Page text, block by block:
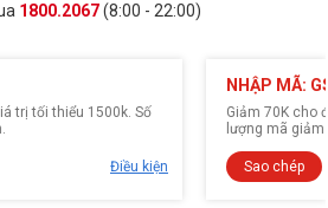
1800.2067(8:00 - 22:00)
trị tối thiểu 1500k. Số
Điều kiện
NHẬP MÃ:
Giảm 70K cho
lượng mã
Sao chép